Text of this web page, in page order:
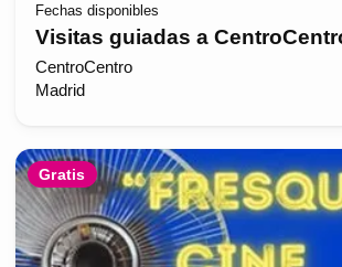
Fechas disponibles
Visitas guiadas a
CentroCentro
Madrid
Gratis